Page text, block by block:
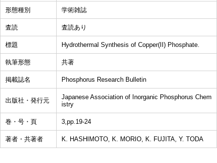
形態種別 学術雑誌
査読 査読あり
標題 Hydrothermal Synthesis of Copper(II) Phosphate.
執筆形態 共著
掲載誌名 Phosphorus Research Bulletin
出版社・発行元
Japanese Association of Inorganic Phosphorus Chem
istry
巻・号・頁 3,pp.19-24
著者・共著者 K. HASHIMOTO, K. MORIO, K. FUJITA, Y. TODA